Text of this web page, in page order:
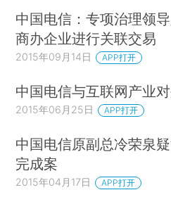
中国电信：专项治理领
商办企业进行关联交易
2015年09月14日 APP打开
中国电信与互联网产业
2015年06月25日 APP打开
中国电信原副总冷荣泉
完成案
2015年04月17日 APP打开